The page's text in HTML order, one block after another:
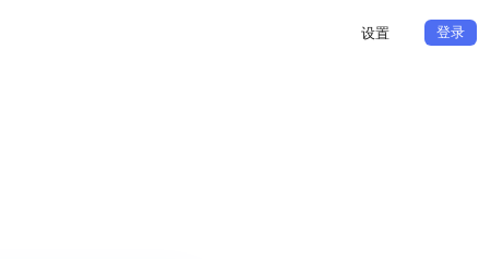
设置 登录